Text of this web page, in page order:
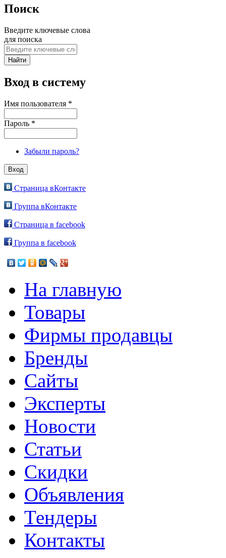
Поиск
Введите ключевые слова
для поиска
Вход в систему
Имя пользователя *
Пароль *
Забыли пароль?
Страница вКонтакте
Группа вКонтакте
Страница в facebook
Группа в facebook
На главную
Товары
Фирмы продавцы
Бренды
Сайты
Эксперты
Новости
Статьи
Скидки
Объявления
Тендеры
Контакты